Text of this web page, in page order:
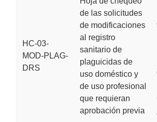
HC-03-
MOD-PLAG-
DRS
de las solicitudes
de modificaciones
al registro
sanitario de
plaguicidas de
uso doméstico y
de uso profesional
que requieran
aprobación previa